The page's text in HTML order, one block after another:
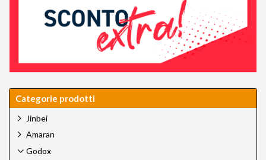
Categorie prodotti
Jinbei
Amaran
Godox